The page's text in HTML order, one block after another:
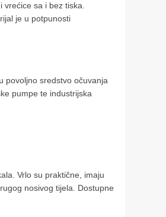
sa i bez tiska.
je u potpunosti
povoljno sredstvo očuvanja
pumpe te industrijska
Vrlo su praktične, imaju
nosivog tijela. Dostupne